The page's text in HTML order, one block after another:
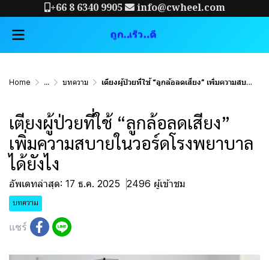
+66 8 6340 9905 info@cwheel.com
Home ... บทความ เตียงผู้ป่วยที่ใช้ “ลูกล้อลดเสียง” เพิ่มความสบายในวอร์ดโรงพยาบาลได้ยังไง
เตียงผู้ป่วยที่ใช้ “ลูกล้อลดเสียง”
เพิ่มความสบายในวอร์ดโรงพยาบาล
ได้ยังไง
อัพเดทล่าสุด: 17 ธ.ค. 2025 2496 ผู้เข้าชม
บทความ
แชร์